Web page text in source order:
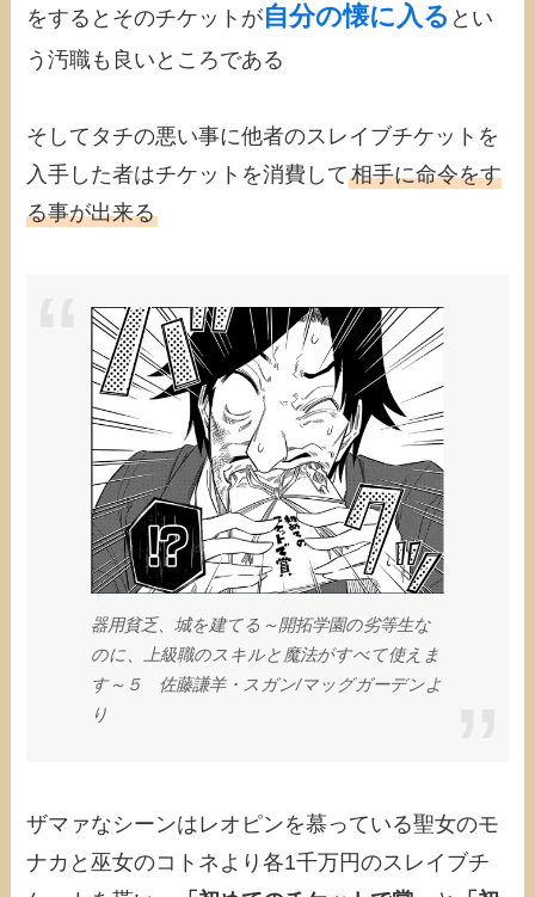
をするとそのチケットが自分の懐に入る とい
う汚職も良いところである
そしてタチの悪い事に他者のスレイブチケットを
入手した者はチケットを消費して相手に命令をす
る事が出来る
器用貧乏、城を建てる～開拓学園の劣等生な
のに、上級職のスキルと魔法がすべて使えま
す～５ 佐藤謙羊・スガン/マッグガーデンよ
り
ザマァなシーンはレオピンを慕っている聖女のモ
ナカと巫女のコトネより各1千万円のスレイブチ